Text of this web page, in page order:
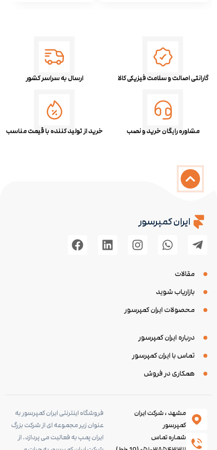
گارانتی اصالت و سلامت فیزیکی کالا ارسال به سراسر کشور
مشاوره رایگان خرید و نصب خرید از تولید کننده با قیمت مناسب
درباره ایران کمپرسور
تماس با ایران کمپرسور
همکاری در فروش
مقالات
بازاریاب شوید
محصولات ایران کمپرسور
ایران کمپرسور
فروشگاه اینترنتی ایران کمپرسور به
عنوان زیر مجموعه ای از شرکت بزرگ
ایران پمپ به فعالیت می پردازد. از
مشهد ، شرکت ایران
کمپرسور
شماره تماس